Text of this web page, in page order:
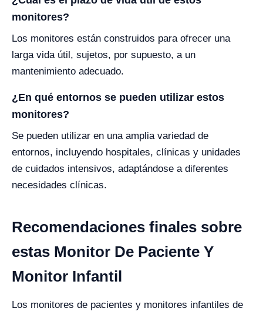
monitores?
Los monitores están construidos para ofrecer una
larga vida útil, sujetos, por supuesto, a un
mantenimiento adecuado.
¿En qué entornos se pueden utilizar estos
monitores?
Se pueden utilizar en una amplia variedad de
entornos, incluyendo hospitales, clínicas y unidades
de cuidados intensivos, adaptándose a diferentes
necesidades clínicas.
Recomendaciones finales sobre
estas Monitor De Paciente Y
Monitor Infantil
Los monitores de pacientes y monitores infantiles de